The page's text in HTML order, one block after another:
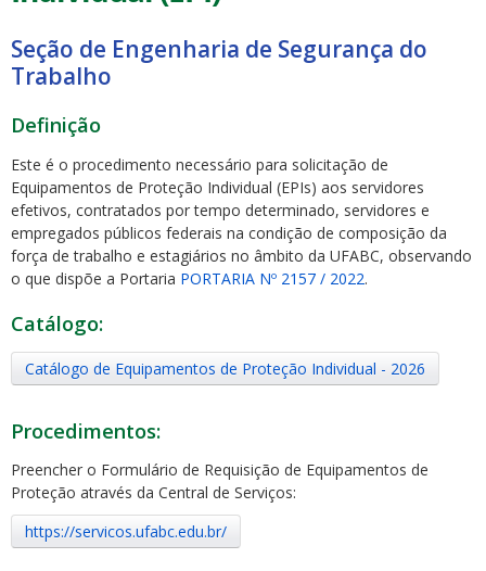
Seção de Engenharia de Segurança do
Trabalho
Definição
Este é o procedimento necessário para solicitação de
Equipamentos de Proteção Individual (EPIs) aos servidores
efetivos, contratados por tempo determinado, servidores e
empregados públicos federais na condição de composição da
força de trabalho e estagiários no âmbito da UFABC, observando
o que dispõe a Portaria PORTARIA Nº 2157 / 2022.
Catálogo:
Catálogo de Equipamentos de Proteção Individual - 2026
Procedimentos:
Preencher o Formulário de Requisição de Equipamentos de
Proteção através da Central de Serviços:
https://servicos.ufabc.edu.br/